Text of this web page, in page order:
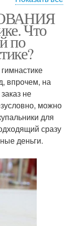
прическа
Что
по
впрочем, на
не
можно
для
сразу
деньги.